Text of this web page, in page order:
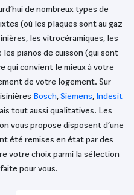
de nombreux types de
(où les plaques sont au gaz
les vitrocéramiques, les
pianos de cuisson (qui sont
qui convient le mieux à votre
de votre logement. Sur
Bosch,Siemens, Indesit
tout aussi qualitatives. Les
vous propose disposent d’une
été remises en état par des
votre choix parmi la sélection
pour vous.